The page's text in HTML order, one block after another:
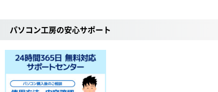
パソコン工房の安心サポート